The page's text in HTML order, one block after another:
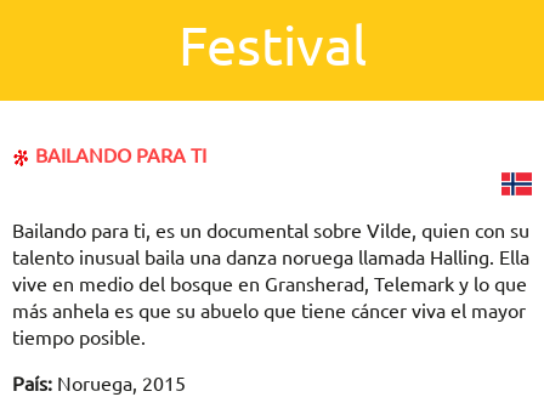
Festival
BAILANDO PARA TI
Bailando para ti, es un documental sobre Vilde, quien con su
talento inusual baila una danza noruega llamada Halling. Ella
vive en medio del bosque en Gransherad, Telemark y lo que
más anhela es que su abuelo que tiene cáncer viva el mayor
tiempo posible.
País: Noruega, 2015